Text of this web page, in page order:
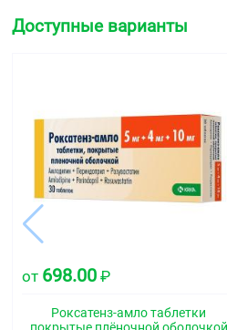
Доступные варианты
от 698.00 ₽
Роксатенз-амло таблетки